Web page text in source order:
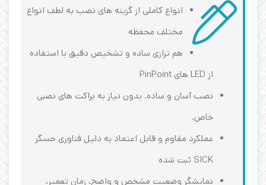
انواع کاملی از گزینه ‌های نصب به لطف انواع
مختلف محفظه
هم ‌ترازی ساده و تشخیص دقیق با استفاده
از LED های PinPoint
نصب آسان و ساده. بدون نیاز به براکت ‌های نصبی
خاص.
عملکرد مقاوم و قابل اعتماد به دلیل فناوری حسگر
SICK ثبت شده
نمایشگر وضعیت مشخص و واضح، زمان تعمیر،